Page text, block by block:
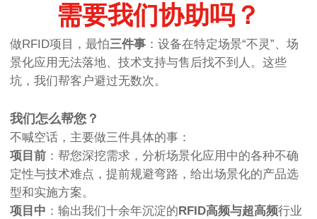
需要我们协助吗？
做RFID项目，最怕三件事 ：设备在特定场景“不灵”、场
景化应用无法落地、技术支持与售后找不到人。这些
坑，我们帮客户避过无数次。
我们怎么帮您？
不喊空话，主要做三件具体的事：
项目前 ：帮您深挖需求，分析场景化应用中的各种不确
定性与技术难点，提前规避弯路，给出场景化的产品选
型和实施方案。
项目中 ：输出我们十余年沉淀的 RFID高频与超高频行业